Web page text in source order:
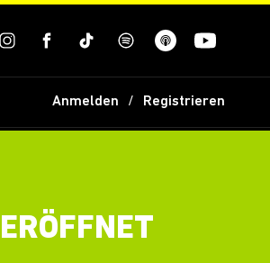
Anmelden Registrieren